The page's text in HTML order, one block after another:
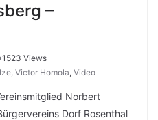
–
1523 Views
, Victor Homola, Video
Norbert
Dorf Rosenthal